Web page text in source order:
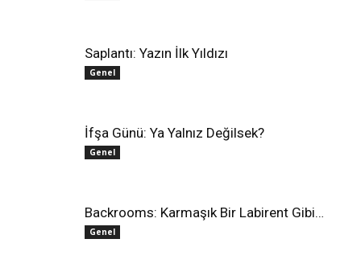
Saplantı: Yazın İlk Yıldızı
Genel
İfşa Günü: Ya Yalnız Değilsek?
Genel
Backrooms: Karmaşık Bir Labirent Gibi…
Genel